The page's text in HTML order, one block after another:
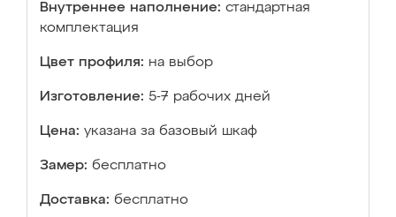
Внутреннее наполнение: стандартная
комплектация
Цвет профиля: на выбор
Изготовление: 5-7 рабочих дней
Цена: указана за базовый шкаф
Замер: бесплатно
Доставка: бесплатно